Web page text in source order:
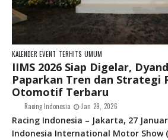
KALENDER EVENT TERHITS UMUM
IIMS 2026 Siap Digelar,
Paparkan Tren dan Strategi
Otomotif Terbaru
Racing Indonesia Jan 29, 2026
Racing Indonesia – Jakarta, 27
Indonesia International Motor Show